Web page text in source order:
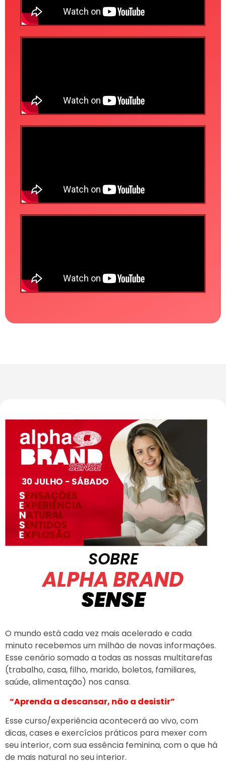
SOBRE
ALPHA BRAND
SENSE
O mundo está cada vez mais acelerado e cada
minuto recebemos um milhão de novas informações.
Esse cenário somado a todas as nossas multitarefas
(trabalho, casa, filho, marido, boletos, familiares,
saúde, alimentação) nos cansa.
“Aprenda a descansar, não a desistir”
Esse curso/experiência acontecerá ao vivo, com
dicas, cases e exercícios práticos para mexer com
seu interior, com sua essência feminina, com o que há
de mais natural no seu interior.